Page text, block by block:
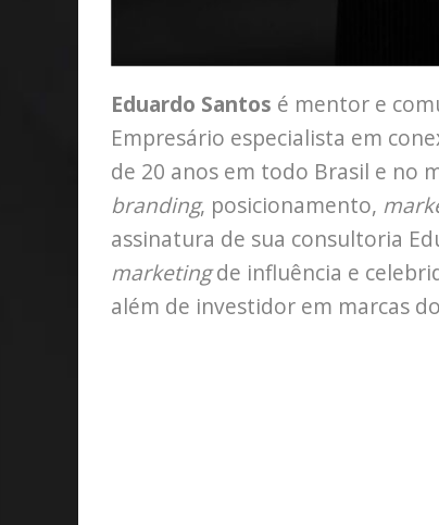
Eduardo Santos é mentor e
Empresário especialista em
de 20 anos em todo Brasil e no
branding, posicionamento,
assinatura de sua consultoria
marketingde influência e
além de investidor em marcas